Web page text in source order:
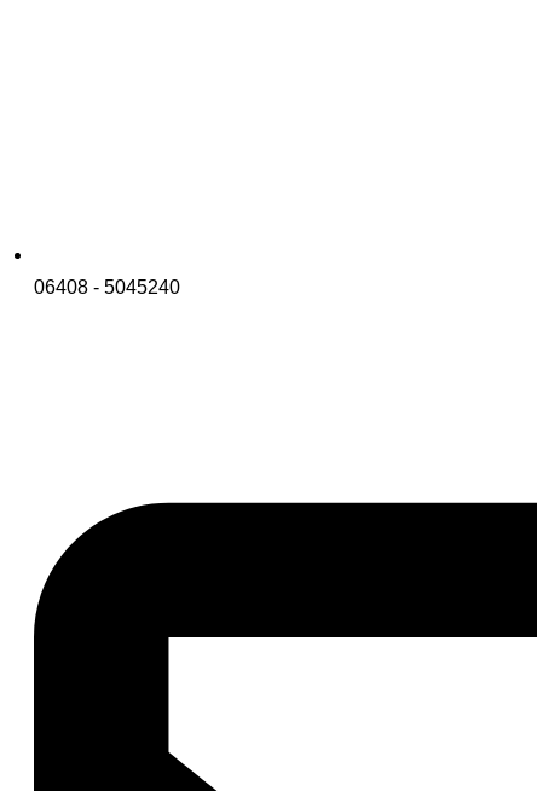
06408 - 5045240